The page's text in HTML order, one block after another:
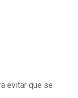
evitar que se